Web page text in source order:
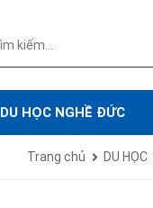
DU HỌC NGHỀ ĐỨC
Trang chủ DU HỌC